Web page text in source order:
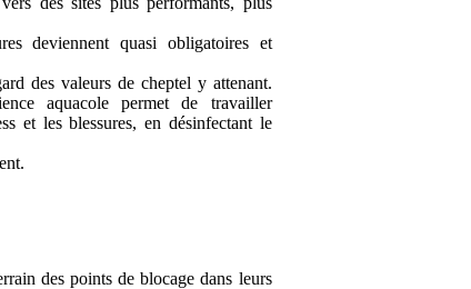
deviennent quasi obligatoires et
des valeurs de cheptel y attenant.
aquacole permet de travailler
et les blessures, en désinfectant le
des points de blocage dans leurs